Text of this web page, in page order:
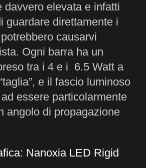
davvero elevata e infatti
guardare direttamente i
causarvi
Ogni barra ha un
tra i 4 e i 6.5 Watt a
e il fascio luminoso
essere particolarmente
angolo di propagazione
Nanoxia LED Rigid